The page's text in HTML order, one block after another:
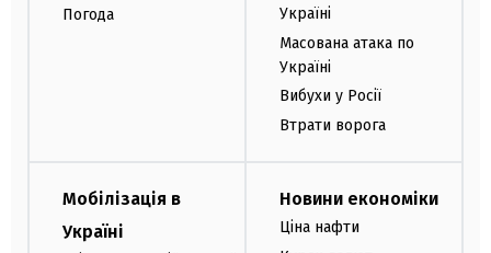
Погода
Україні
Масована атака по
Україні
Вибухи у Росії
Втрати ворога
Мобілізація в
Україні
Новини економіки
Ціна нафти